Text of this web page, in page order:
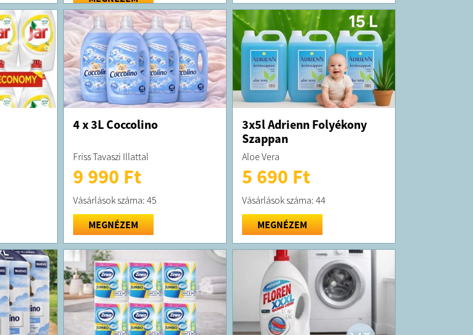
textíliának
Gazdaságos és praktikus használat
FELTÉTELEK:
A terméket 3 munkanapon belül kiszállítjuk!
A terméket forgalmazza a Sale Import Kft.
Cím: 1089 Bp. Könyves Kálmán krt 76.
4 x 3L Coccolino
Friss Tavaszi Illattal
9 990 Ft
Vásárlások száma: 45
MEGNÉZEM
3x5l Adrienn Folyékony
Szappan
Aloe Vera
5 690 Ft
Vásárlások száma: 44
MEGNÉZEM